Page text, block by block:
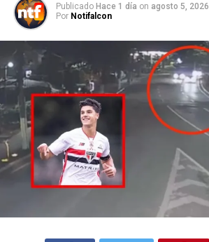
Publicado Hace 1 día on agosto 5, 2026
Por Notifalcon